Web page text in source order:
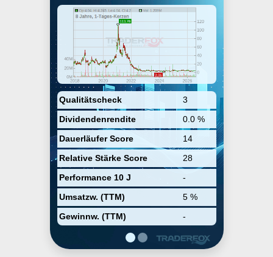
Qualitätscheck
3
Dividendenrendite
0.0 %
Dauerläufer Score
14
Relative Stärke Score
28
Performance 10 J
-
Umsatzw. (TTM)
5 %
Gewinnw. (TTM)
-
men's, kids, petite, maternity, and
plus apparels. The company was
founded by Katrina Lake and Erin
Morrison Flynn in February 2011
and is headquartered in San
Francisco, CA.